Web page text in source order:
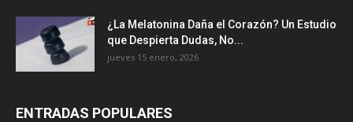
¿La Melatonina Daña el Corazón? Un Estudio
que Despierta Dudas, No...
jueves 15 enero, 2026
ENTRADAS POPULARES